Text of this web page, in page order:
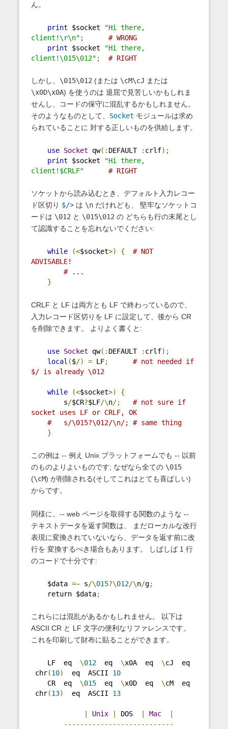
ん。
print $socket
"Hi there,
client!\r\n" ;
# WRONG
print $socket
"Hi there,
client!\015\012" ; # RIGHT
しかし、 \015\012(または \cM\cJ または
\x0D\x0A) を使うのは 退屈で見苦しいかもしれま
せんし、コードの保守に混乱するかもしれません。
そのようなものとして、 Socket モジュールは求め
られていることに 対する正しいものを供給します。
use Socket qw(: DEFAULT : crlf);
print $socket
"Hi there,
client!$CRLF"
# RIGHT
ソケットから読み込むとき、デフォルト入力レコー
ド区切り $/> は \nだけれども、 堅牢なソケットコ
ードは \012と \015\012の どちらも行の末尾とし
て認識することを忘れないでください:
while (<$socket>) {
# NOT
ADVISABLE!
# ...
}
CRLF と LF は両方とも LF で終わっているので、
入力レコード区切りを LF に設定して、後から CR
を削除できます。 よりよく書くと:
use Socket qw(: DEFAULT : crlf);
local ($/) = LF;
# not needed if
$/ is already \012
while (<$socket>)
{
s/$CR?$LF/\n/;
# not sure if
socket uses LF or CRLF, OK
#   s/\015?\012/\n/; # same thing
}
この例は -- 例え Unix プラットフォームでも -- 以前
のものよりよいものです; なぜなら全ての \015
(\cM) が削除される(そしてこれはとても喜ばしい)
からです。
同様に、-- web ページを取得する関数のような --
テキストデータを返す関数は、 まだローカルな改行
表現に変換されていないなら、データを返す前に改
行を 変換するべき場合もあります。 しばしば 1 行
のコードで十分です:
$data =~ s/\015?\012/\n/g;
return $data;
これらには混乱があるかもしれません。 以下は
ASCII CR と LF 文字の便利なリファレンスです。
これを印刷して財布に貼ることができます。
LF  eq \012 eq \x0A  eq \cJ  eq
chr(10) eq  ASCII 10
CR  eq \015 eq \x0D  eq \cM  eq
chr(13) eq  ASCII 13
Unix DOS Mac
---------------------------